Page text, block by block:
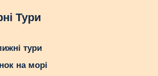
активного відпочинку Туреччина
в Кепрюлю-каньоні
в Олюденізі
Тури
тури
на морі